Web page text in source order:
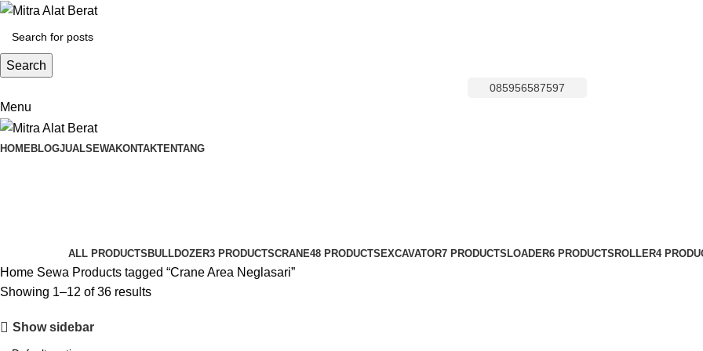
Search
085956587597
Menu
HOMEBLOGJUALSEWAKONTAKTENTANG
ALL PRODUCTSBULLDOZER3 PRODUCTSCRANE48 PRODUCTSEXCAVATOR7 PRODUCTSLOADER6 PRODUCTSROLLER4
Home Sewa Products tagged “Crane Area Neglasari”
Showing 1–12 of 36 results
Show sidebar